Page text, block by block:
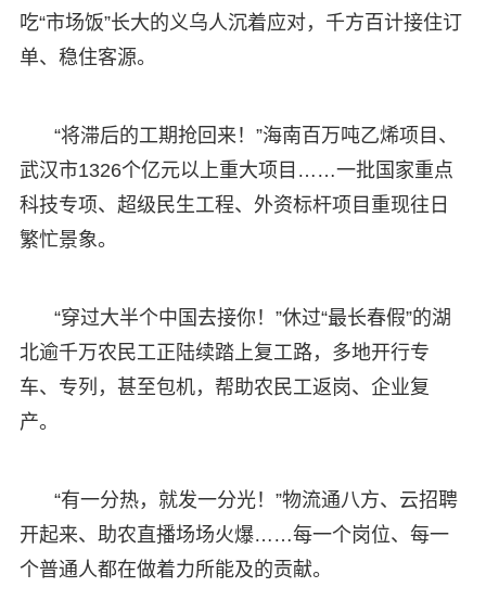
吃“市场饭”长大的义乌人沉着应对，千方百计接住订
单、稳住客源。
“将滞后的工期抢回来！”海南百万吨乙烯项目、
武汉市1326个亿元以上重大项目……一批国家重点
科技专项、超级民生工程、外资标杆项目重现往日
繁忙景象。
“穿过大半个中国去接你！”休过“最长春假”的湖
北逾千万农民工正陆续踏上复工路，多地开行专
车、专列，甚至包机，帮助农民工返岗、企业复
产。
“有一分热，就发一分光！”物流通八方、云招聘
开起来、助农直播场场火爆……每一个岗位、每一
个普通人都在做着力所能及的贡献。